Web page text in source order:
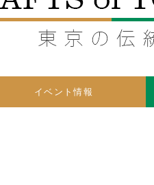
イベント情報